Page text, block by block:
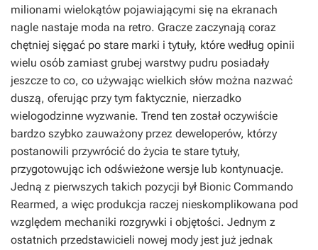
milionami wielokątów pojawiającymi się na ekranach
nagle nastaje moda na retro. Gracze zaczynają coraz
chętniej sięgać po stare marki i tytuły, które według opinii
wielu osób zamiast grubej warstwy pudru posiadały
jeszcze to co, co używając wielkich słów można nazwać
duszą, oferując przy tym faktycznie, nierzadko
wielogodzinne wyzwanie. Trend ten został oczywiście
bardzo szybko zauważony przez deweloperów, którzy
postanowili przywrócić do życia te stare tytuły,
przygotowując ich odświeżone wersje lub kontynuacje.
Jedną z pierwszych takich pozycji był Bionic Commando
Rearmed, a więc produkcja raczej nieskomplikowana pod
względem mechaniki rozgrywki i objętości. Jednym z
ostatnich przedstawicieli nowej mody jest już jednak